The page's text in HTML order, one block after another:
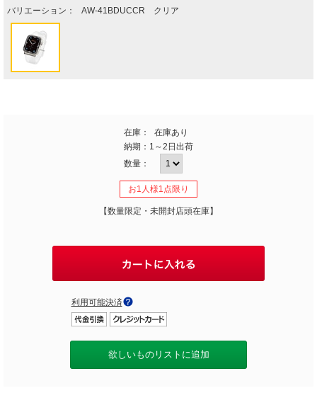
バリエーション： AW-41BDUCCR クリア
在庫：
在庫あり
納期： 1～2日出荷
数量：
お1人様1点限り
【数量限定・未開封店頭在庫】
利用可能決済
欲しいものリストに追加